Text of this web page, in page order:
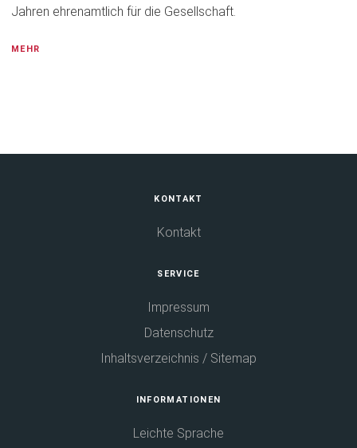
Jahren ehrenamtlich für die Gesellschaft.
MEHR
KONTAKT
Kontakt
SERVICE
Impressum
Datenschutz
Inhaltsverzeichnis / Sitemap
INFORMATIONEN
Leichte Sprache